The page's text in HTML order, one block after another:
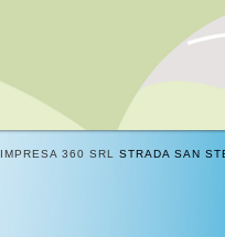
IMPRESA 360 SRL STRADA SAN